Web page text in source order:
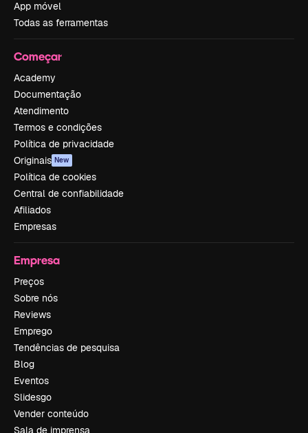
App móvel
Todas as ferramentas
Começar
Academy
Documentação
Atendimento
Termos e condições
Política de privacidade
Originais New
Política de cookies
Central de confiabilidade
Afiliados
Empresas
Empresa
Preços
Sobre nós
Reviews
Emprego
Tendências de pesquisa
Blog
Eventos
Slidesgo
Vender conteúdo
Sala de imprensa